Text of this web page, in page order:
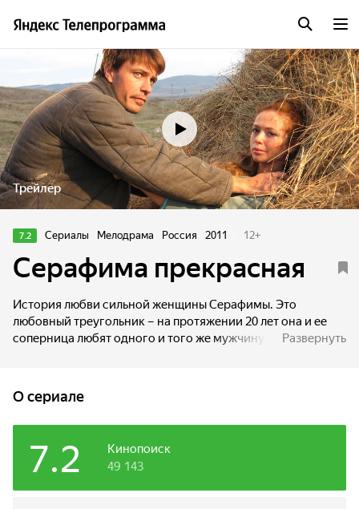
Трейлер
7.2 Сериалы Мелодрама Россия 2011 12+
Серафима прекрасная
История любви сильной женщины Серафимы. Это
любовный треугольник – на протяжении 20 лет она и ее
соперница любят одного и того же мужчину. Кроме
человека. В судьбе Серафимы отражается история всей
страны – советские времена, перестройка и наши дни.
Время действия – с 1980-х до настоящего времени. Это
Героиня преодолела многое – болезнь ребенка, измену
мужа и кучу разных трудных обстоятельств. Финалом
станет счастливый конец, так как она заслужила у Господа
Развернуть
O сериале
Кинопоиск
7.2 49 143